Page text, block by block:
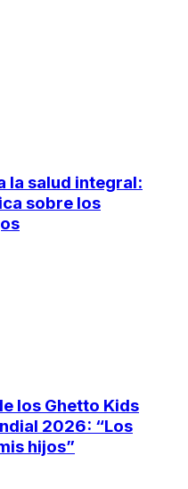
la salud integral:
sobre los
los Ghetto Kids
2026: “Los
hijos”